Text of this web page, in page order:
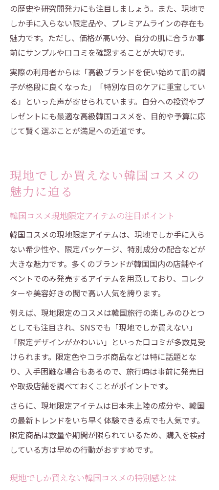
の歴史や研究開発力にも注目しましょう。また、現地で
しか手に入らない限定品や、プレミアムラインの存在も
魅力です。ただし、価格が高い分、自分の肌に合うか事
前にサンプルや口コミを確認することが大切です。
実際の利用者からは「高級ブランドを使い始めて肌の調
子が格段に良くなった」「特別な日のケアに重宝してい
る」といった声が寄せられています。自分への投資やプ
レゼントにも最適な高級韓国コスメを、目的や予算に応
じて賢く選ぶことが満足への近道です。
現地でしか買えない韓国コスメの
魅力に迫る
韓国コスメ現地限定アイテムの注目ポイント
韓国コスメの現地限定アイテムは、現地でしか手に入ら
ない希少性や、限定パッケージ、特別成分の配合などが
大きな魅力です。多くのブランドが韓国国内の店舗やイ
ベントでのみ発売するアイテムを用意しており、コレク
ターや美容好きの間で高い人気を誇ります。
例えば、現地限定のコスメは韓国旅行の楽しみのひとつ
としても注目され、SNSでも「現地でしか買えない」
「限定デザインがかわいい」といった口コミが多数見受
けられます。限定色やコラボ商品などは特に話題とな
り、入手困難な場合もあるので、旅行時は事前に発売日
や取扱店舗を調べておくことがポイントです。
さらに、現地限定アイテムは日本未上陸の成分や、韓国
の最新トレンドをいち早く体験できる点でも人気です。
限定商品は数量や期間が限られているため、購入を検討
している方は早めの行動がおすすめです。
現地でしか買えない韓国コスメの特別感とは